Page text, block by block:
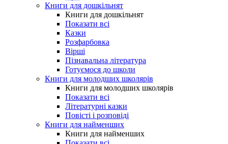
Книги для дошкільнят
Книги для дошкільнят
Показати всі
Казки
Розфарбовка
Вірші
Пізнавальна література
Готуємося до школи
Книги для молодших школярів
Книги для молодших школярів
Показати всі
Літературні казки
Повісті і розповіді
Книги для найменших
Книги для найменших